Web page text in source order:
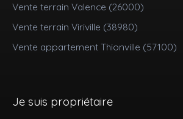
Vente terrain Valence (26000)
Vente terrain Viriville (38980)
Vente appartement Thionville (57100)
Je suis propriétaire